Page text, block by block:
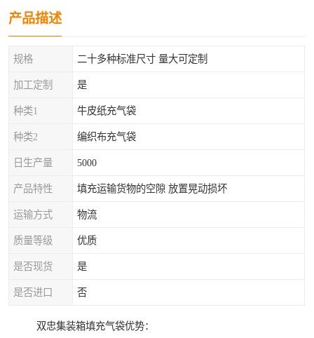
产品描述
规格 二十多种标准尺寸 量大可定制
加工定制 是
种类1 牛皮纸充气袋
种类2 编织布充气袋
日生产量 5000
产品特性 填充运输货物的空隙 放置晃动损坏
运输方式 物流
质量等级 优质
是否现货 是
是否进口 否
双忠集装箱填充气袋优势：